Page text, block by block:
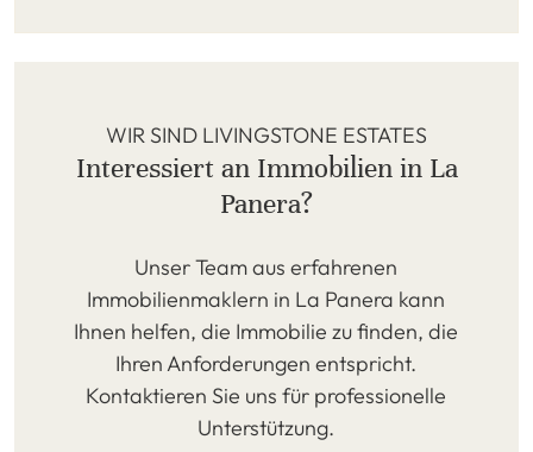
WIR SIND LIVINGSTONE ESTATES
Interessiert an Immobilien in La
Panera?
Unser Team aus erfahrenen
Immobilienmaklern in La Panera kann
Ihnen helfen, die Immobilie zu finden, die
Ihren Anforderungen entspricht.
Kontaktieren Sie uns für professionelle
Unterstützung.